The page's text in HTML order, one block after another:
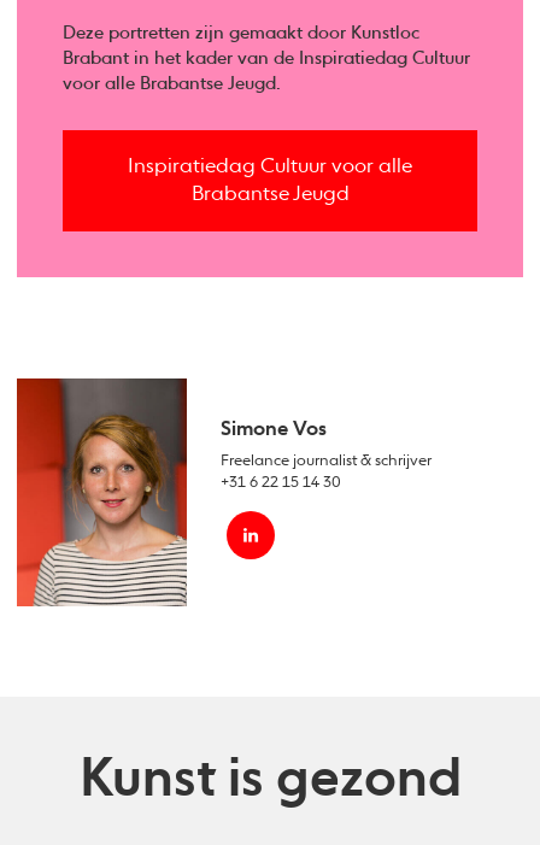
Deze portretten zijn gemaakt door Kunstloc
Brabant in het kader van de Inspiratiedag Cultuur
voor alle Brabantse Jeugd.
Inspiratiedag Cultuur voor alle
Brabantse Jeugd
Simone Vos
Freelance journalist & schrijver
+31 6 22 15 14 30
Kunst is gezond